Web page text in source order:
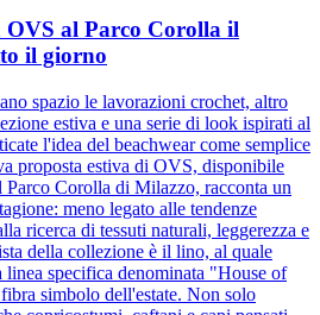
OVS al Parco Corolla il
il giorno
spazio le lavorazioni crochet, altro
estiva e una serie di look ispirati al
l'idea del beachwear come semplice
proposta estiva di OVS, disponibile
Parco Corolla di Milazzo, racconta un
meno legato alle tendenze
ricerca di tessuti naturali, leggerezza e
della collezione è il lino, al quale
specifica denominata "House of
simbolo dell'estate. Non solo